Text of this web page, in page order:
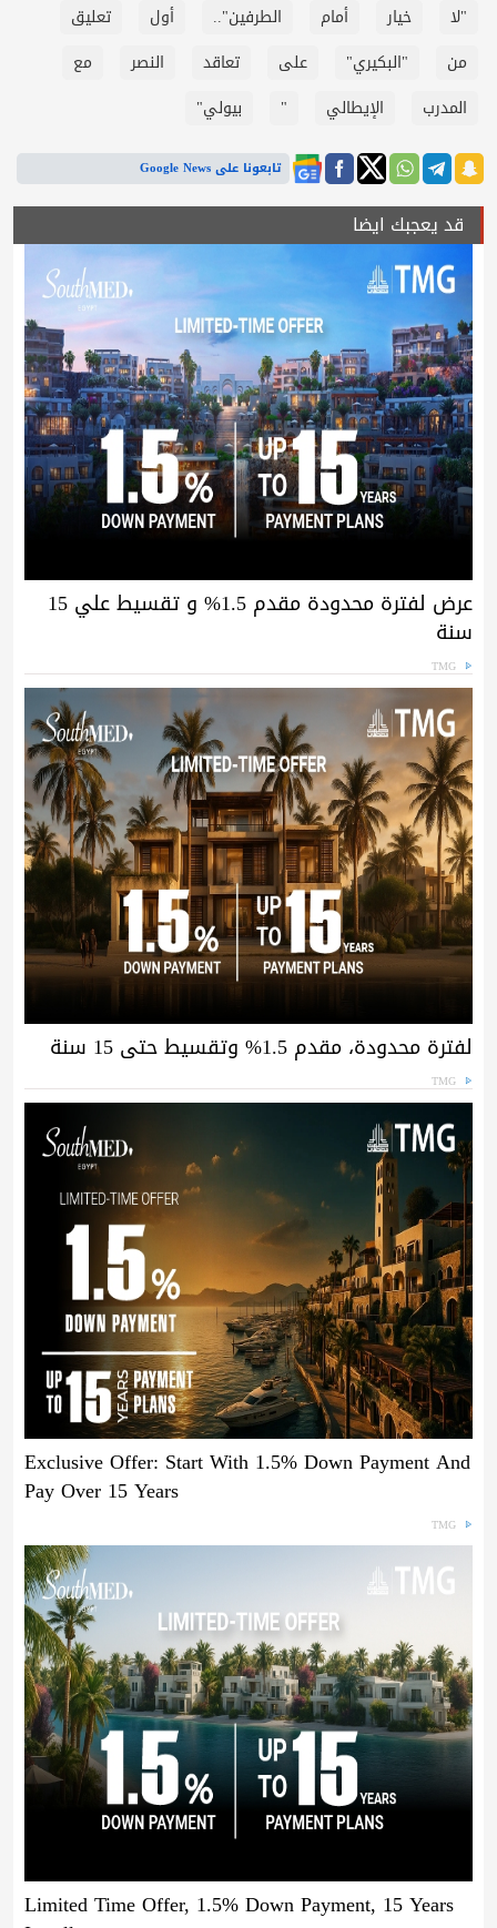
"لا
خيار أمام الطرفين".. أول
تعليق
من
"البكيري" على تعاقد النصر
مع
المدرب
الإيطالي " بيولي"
تابعونا على Google News
قد يعجبك ايضا
عرض لفترة محدودة مقدم 1.5% و تقسيط علي 15
سنة
TMG
لفترة محدودة، مقدم 1.5% وتقسيط حتى 15 سنة
TMG
Exclusive Offer: Start With 1.5% Down Payment And
Pay Over 15 Years
TMG
Limited Time Offer, 1.5% Down Payment, 15 Years